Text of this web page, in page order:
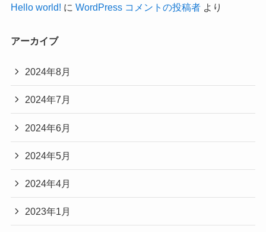
Hello world! に WordPress コメントの投稿者より
アーカイブ
2024年8月
2024年7月
2024年6月
2024年5月
2024年4月
2023年1月